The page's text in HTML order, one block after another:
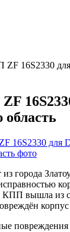
ZF 16S2330
города
вышла из